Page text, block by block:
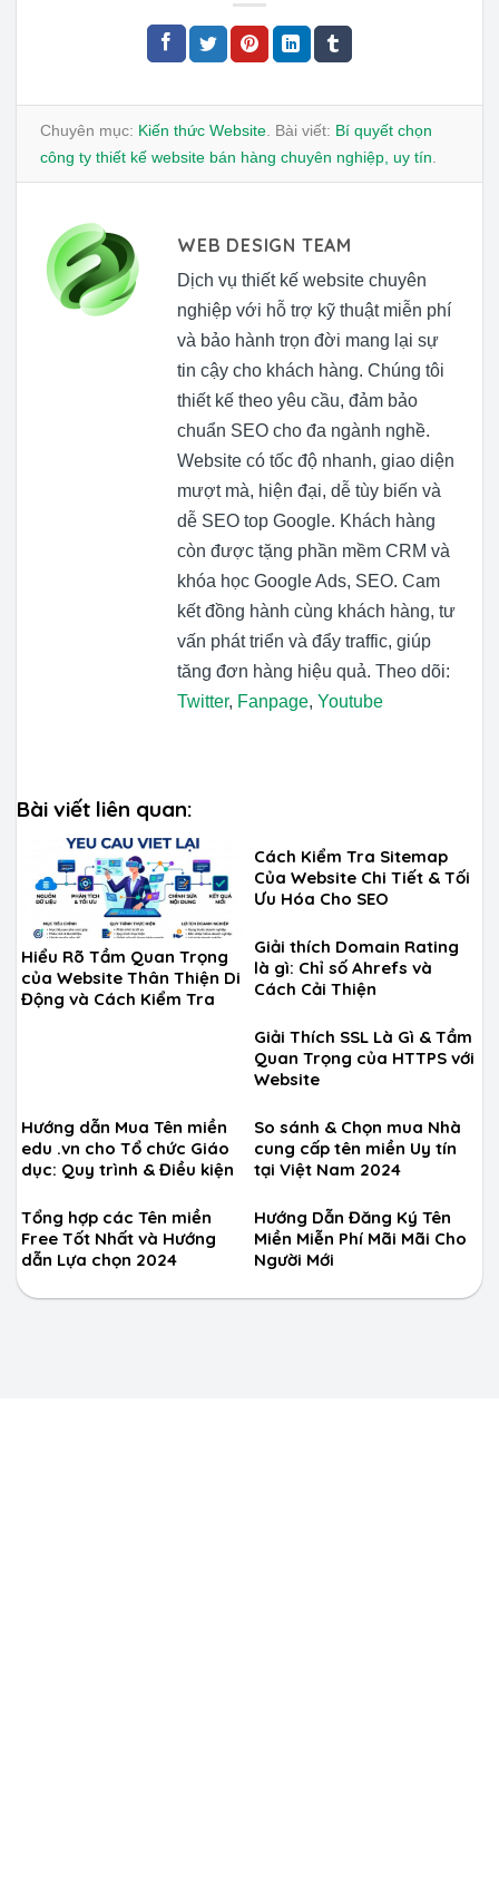
Chuyên mục: Kiến thức Website . Bài viết: Bí quyết chọn
công ty thiết kế website bán hàng chuyên nghiệp, uy tín
WEB DESIGN TEAM
Dịch vụ thiết kế website chuyên
nghiệp với hỗ trợ kỹ thuật miễn phí
và bảo hành trọn đời mang lại sự
tin cậy cho khách hàng. Chúng tôi
thiết kế theo yêu cầu, đảm bảo
chuẩn SEO cho đa ngành nghề.
Website có tốc độ nhanh, giao diện
mượt mà, hiện đại, dễ tùy biến và
dễ SEO top Google. Khách hàng
còn được tặng phần mềm CRM và
khóa học Google Ads, SEO. Cam
kết đồng hành cùng khách hàng, tư
vấn phát triển và đẩy traffic, giúp
tăng đơn hàng hiệu quả. Theo dõi:
Twitter, Fanpage, Youtube
Bài viết liên quan:
Hiểu Rõ Tầm Quan Trọng
của Website Thân Thiện Di
Động và Cách Kiểm Tra
Cách Kiểm Tra Sitemap
Của Website Chi Tiết & Tối
Ưu Hóa Cho SEO
Giải thích Domain Rating
là gì: Chỉ số Ahrefs và
Cách Cải Thiện
Giải Thích SSL Là Gì & Tầm
Quan Trọng của HTTPS với
Website
Hướng dẫn Mua Tên miền
edu .vn cho Tổ chức Giáo
dục: Quy trình & Điều kiện
So sánh & Chọn mua Nhà
cung cấp tên miền Uy tín
tại Việt Nam 2024
Tổng hợp các Tên miền
Free Tốt Nhất và Hướng
dẫn Lựa chọn 2024
Hướng Dẫn Đăng Ký Tên
Miền Miễn Phí Mãi Mãi Cho
Người Mới